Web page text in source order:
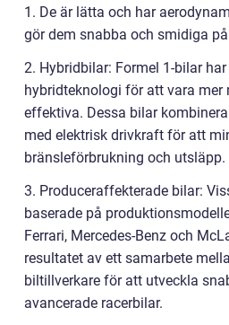
1. De är lätta och har
gör dem snabba och smidiga
2. Hybridbilar: Formel 1-bilar har
hybridteknologi för att vara
effektiva. Dessa bilar
med elektrisk drivkraft för att
bränsleförbrukning och utsläpp.
3. Produceraffekterade bilar:
baserade på
Ferrari, Mercedes-Benz och
resultatet av ett samarbete
biltillverkare för att utveckla
avancerade racerbilar.